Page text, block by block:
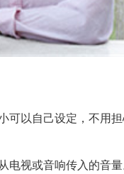
以自己设定，不用担
视或音响传入的音量